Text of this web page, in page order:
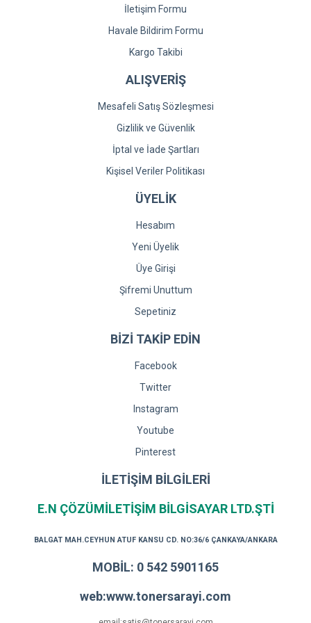
İletişim Formu
Havale Bildirim Formu
Kargo Takibi
ALIŞVERİŞ
Mesafeli Satış Sözleşmesi
Gizlilik ve Güvenlik
İptal ve İade Şartları
Kişisel Veriler Politikası
ÜYELİK
Hesabım
Yeni Üyelik
Üye Girişi
Şifremi Unuttum
Sepetiniz
BİZİ TAKİP EDİN
Facebook
Twitter
Instagram
Youtube
Pinterest
İLETİŞİM BİLGİLERİ
E.N ÇÖZÜMİLETİŞİM BİLGİSAYAR LTD.ŞTİ
BALGAT MAH.CEYHUN ATUF KANSU CD. NO:36/6 ÇANKAYA/ANKARA
MOBİL: 0 542 5901165
web:www.tonersarayi.com